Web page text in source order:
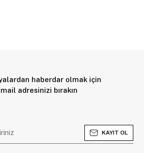
haberdar olmak için
adresinizi bırakın
KAYIT OL